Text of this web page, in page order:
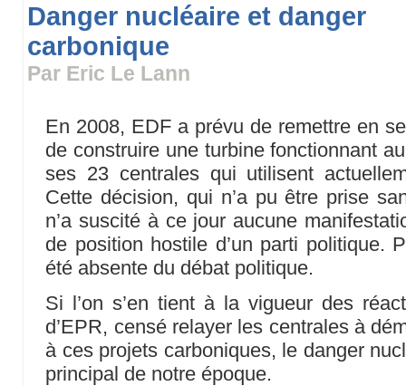
Danger nucléaire et danger
carbonique
Par Eric Le Lann
En 2008, EDF a prévu de remettre en
de construire une turbine fonctionnant
ses 23 centrales qui utilisent
Cette décision, qui n’a pu être prise
n’a suscité à ce jour aucune
de position hostile d’un parti politique.
été absente du débat politique.
Si l’on s’en tient à la vigueur des
d’EPR, censé relayer les centrales à
à ces projets carboniques, le danger
principal de notre époque.